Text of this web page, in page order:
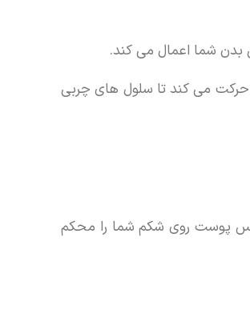
شما اعمال می کند.
می کند تا سلول های چربی
پوست روی شکم شما را محکم